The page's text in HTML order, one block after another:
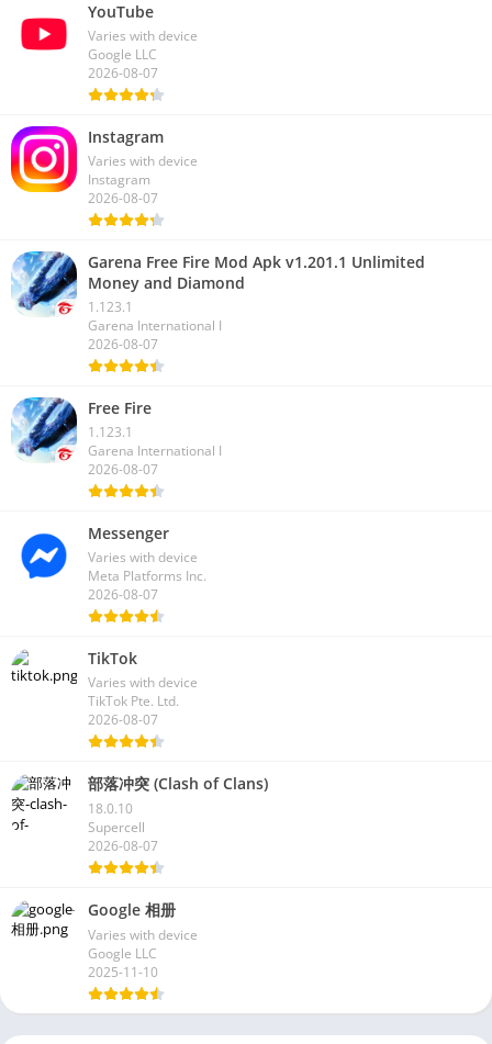
YouTube
Varies with device
Google LLC
2026-08-07
Instagram
Varies with device
Instagram
2026-08-07
Garena Free Fire Mod Apk v1.201.1 Unlimited
Money and Diamond
1.123.1
Garena International I
2026-08-07
Free Fire
1.123.1
Garena International I
2026-08-07
Messenger
Varies with device
Meta Platforms Inc.
2026-08-07
TikTok
Varies with device
TikTok Pte. Ltd.
2026-08-07
部落冲突 (Clash of Clans)
18.0.10
Supercell
2026-08-07
Google 相册
Varies with device
Google LLC
2025-11-10